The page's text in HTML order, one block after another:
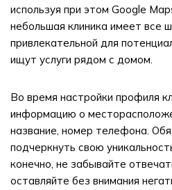
используя при этом Google
небольшая клиника имеет все
привлекательной для
ищут услуги рядом с домом.
Во время настройки профиля
информацию о
название, номер телефона.
подчеркнуть свою
конечно, не забывайте
оставляйте без внимания